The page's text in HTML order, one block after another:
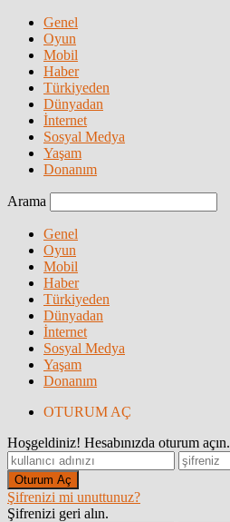
Genel
Oyun
Mobil
Haber
Türkiyeden
Dünyadan
İnternet
Sosyal Medya
Yaşam
Donanım
Arama
Genel
Oyun
Mobil
Haber
Türkiyeden
Dünyadan
İnternet
Sosyal Medya
Yaşam
Donanım
OTURUM AÇ
Hoşgeldiniz! Hesabınızda oturum açın.
Şifrenizi mi unuttunuz?
Şifrenizi geri alın.